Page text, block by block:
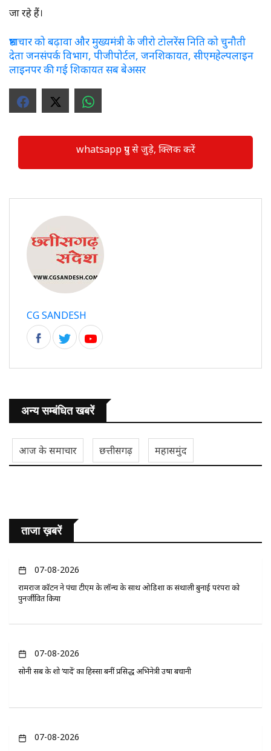
जा रहे हैं।
भ्रष्टाचार को बढ़ावा और मुख्यमंत्री के जीरो टोलरेंस निति को चुनौती
देता जनसंपर्क विभाग, पीजीपोर्टल, जनशिकायत, सीएमहेल्पलाइन
लाइनपर की गई शिकायत सब बेअसर
whatsapp ग्रुप से जुड़े, क्लिक करें
CG SANDESH
अन्य सम्बंधित खबरें
आज के समाचार छत्तीसगढ़ महासमुंद
ताजा ख़बरें
07-08-2026
रामराज कॉटन ने पंचा टीएम के लॉन्च के साथ ओडिशा की संथाली बुनाई परंपरा को
पुनर्जीवित किया
07-08-2026
सोनी सब के शो ‘यादें’ का हिस्सा बनीं प्रसिद्ध अभिनेत्री उषा बचानी
07-08-2026